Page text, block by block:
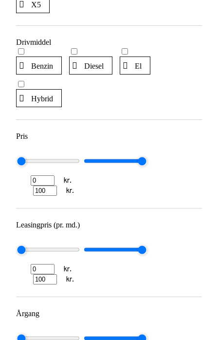
X5
Drivmiddel
Benzin Diesel El
Hybrid
Pris
kr.
kr.
Leasingpris (pr. md.)
kr.
kr.
Årgang